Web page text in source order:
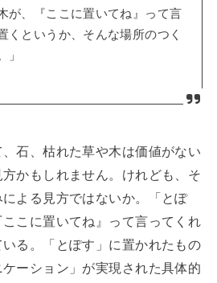
が、『ここに置いてね』って言
くというか、そんな場所のつく
」
石、枯れた草や木は価値がない
かもしれません。けれども、そ
よる見方ではないか。「とぽ
こに置いてね』って言ってくれ
る。「とぽす」に置かれたもの
ーション」が実現された具体的